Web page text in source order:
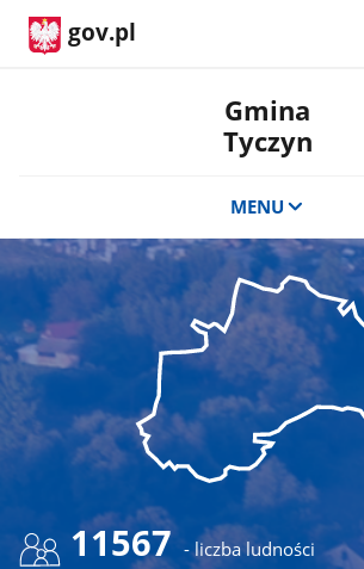
gov.pl
Gmina
Tyczyn
MENU
11567 - liczba ludności